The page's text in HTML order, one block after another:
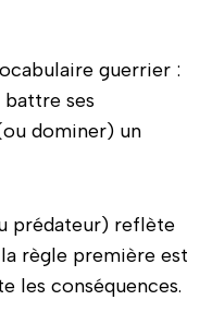
guerrier :
ses
dominer) un
prédateur) reflète
règle première est
les conséquences.